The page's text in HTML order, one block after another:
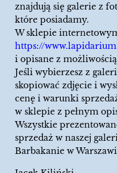
znajdują się galerie z
które posiadamy.
W sklepie
https://
i opisane z
Jeśli wybierzesz z
skopiować zdjęcie i
cenę i warunki
w sklepie z pełnym
Wszystkie
sprzedaż w naszej
Barbakanie w